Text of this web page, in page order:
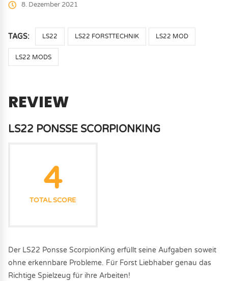
8. Dezember 2021
TAGS: LS22 LS22 FORSTTECHNIK LS22 MOD
LS22 MODS
REVIEW
LS22 PONSSE SCORPIONKING
4
TOTAL SCORE
Der LS22 Ponsse ScorpionKing erfüllt seine Aufgaben soweit
ohne erkennbare Probleme. Für Forst Liebhaber genau das
Richtige Spielzeug für ihre Arbeiten!